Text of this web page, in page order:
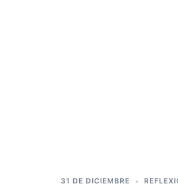
31 DE DICIEMBRE